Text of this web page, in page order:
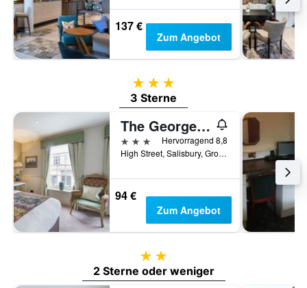
137 €
Zum Angebot
3 Sterne
3 Sterne
The George Hotel, Amesbury, Wiltshire
3 Sterne
Hervorragend 8,8
High Street, Salisbury, Großbritannien
94 €
Zum Angebot
2 Sterne
2 Sterne oder weniger